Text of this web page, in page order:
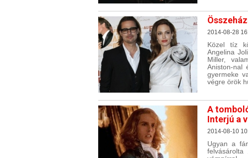
2014-08-28
Közel tíz
Angelina
Miller,
Aniston-nal
gyermeke
végre örök
A
Interjú a
2014-08-10
Ugyan a